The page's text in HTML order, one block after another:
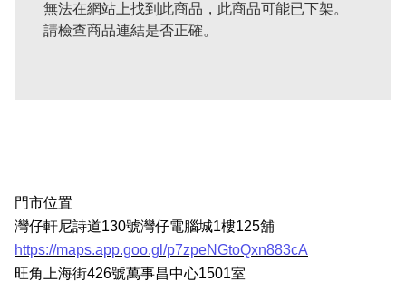
無法在網站上找到此商品，此商品可能已下架。
請檢查商品連結是否正確。
門市位置
灣仔軒尼詩道130號灣仔電腦城1樓125舖
https://maps.app.goo.gl/p7zpeNGtoQxn883cA
旺角上海街426號萬事昌中心1501室